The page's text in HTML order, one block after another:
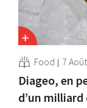
Food 7
Diageo, en
d’un milliard